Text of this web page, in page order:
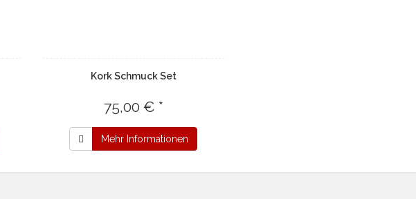
Kork Schmuck Set
75,00 € *
Mehr Informationen